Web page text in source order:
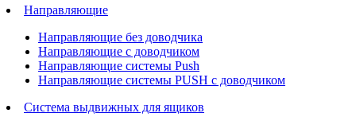
Направляющие
Направляющие без доводчика
Направляющие с доводчиком
Направляющие системы Push
Направляющие системы PUSH с доводчиком
Система выдвижных для ящиков